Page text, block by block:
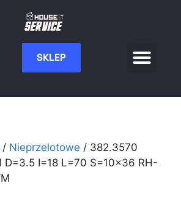
SKLEP
/ Nieprzelotowe / 382.3570
D=3.5 I=18 L=70 S=10×36 RH-